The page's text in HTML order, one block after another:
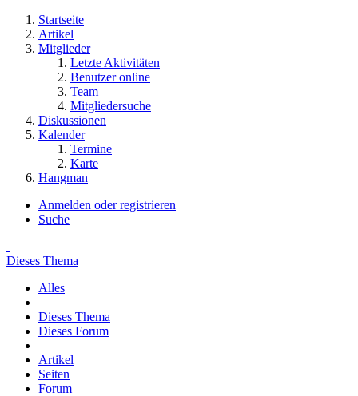
Startseite
Artikel
Mitglieder
Letzte Aktivitäten
Benutzer online
Team
Mitgliedersuche
Diskussionen
Kalender
Termine
Karte
Hangman
Anmelden oder registrieren
Suche
Dieses Thema
Alles
Dieses Thema
Dieses Forum
Artikel
Seiten
Forum